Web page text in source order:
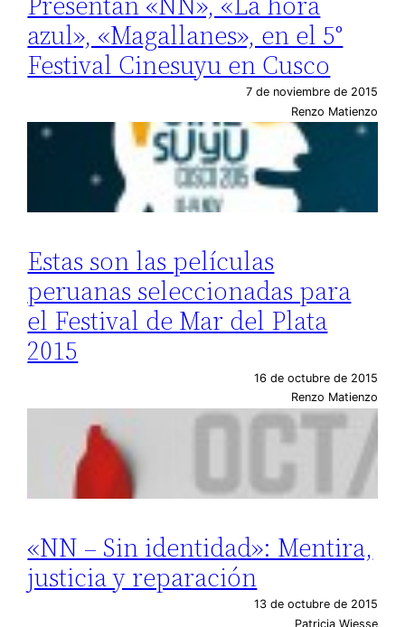
azul», «Magallanes», en el 5°
Festival Cinesuyu en Cusco
7 de noviembre de 2015
Renzo Matienzo
Estas son las películas
peruanas seleccionadas para
el Festival de Mar del Plata
2015
16 de octubre de 2015
Renzo Matienzo
«NN – Sin identidad»: Mentira,
justicia y reparación
13 de octubre de 2015
Patricia Wiesse